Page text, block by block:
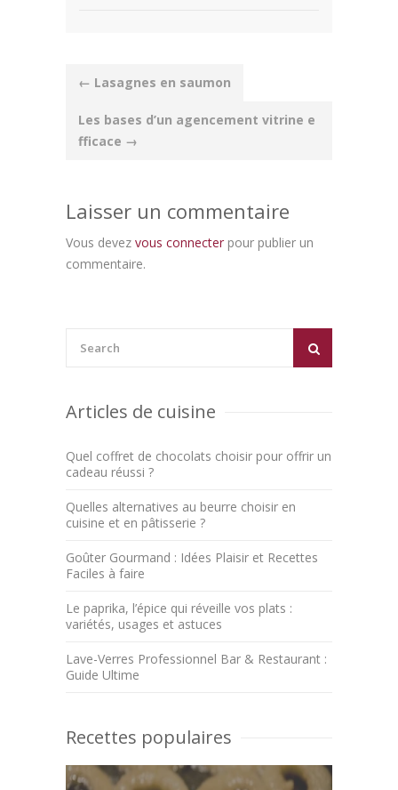
Post
navigation
← Lasagnes en saumon
Les bases d’un agencement vitrine e
fficace →
Laisser un commentaire
Vous devez vous connecter pour publier un
commentaire.
Articles de cuisine
Quel coffret de chocolats choisir pour offrir un
cadeau réussi ?
Quelles alternatives au beurre choisir en
cuisine et en pâtisserie ?
Goûter Gourmand : Idées Plaisir et Recettes
Faciles à faire
Le paprika, l’épice qui réveille vos plats :
variétés, usages et astuces
Lave-Verres Professionnel Bar & Restaurant :
Guide Ultime
Recettes populaires